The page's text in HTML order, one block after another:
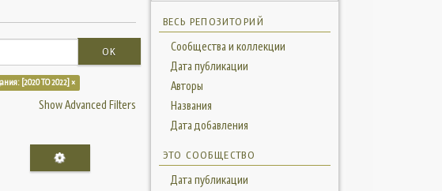
OK
[2020 TO 2022] ×
Show Advanced Filters
ВЕСЬ РЕПОЗИТОРИЙ
Сообщества и коллекции
Дата публикации
Авторы
Названия
Дата добавления
ЭТО СООБЩЕСТВО
Дата публикации